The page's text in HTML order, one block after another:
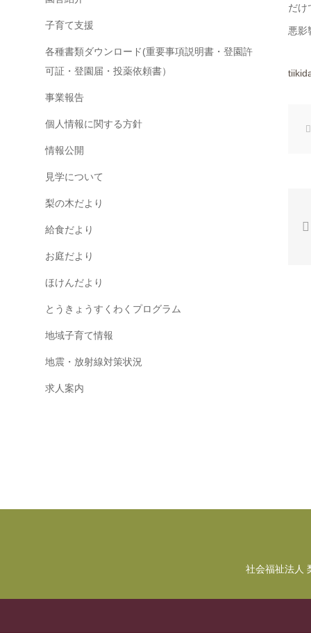
だけ
悪影
子育て支援
各種書類ダウンロード(重要事項説明書・登園許
可証・登園届・投薬依頼書）
事業報告
個人情報に関する方針
情報公開
見学について
梨の木だより
給食だより
お庭だより
ほけんだより
とうきょうすくわくプログラム
地域子育て情報
地震・放射線対策状況
求人案内
社会福祉法人